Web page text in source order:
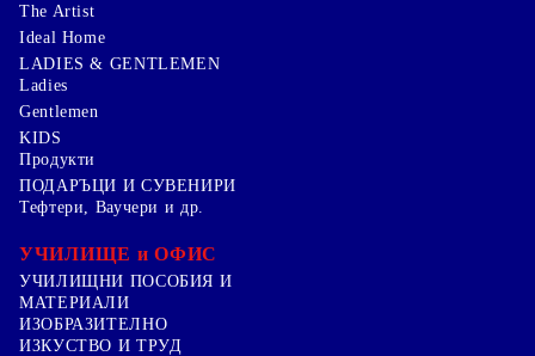
The Artist
Ideal Home
LADIES & GENTLEMEN
Ladies
Gentlemen
KIDS
Продукти
ПОДАРЪЦИ И СУВЕНИРИ
Тефтери, Ваучери и др.
УЧИЛИЩЕ и ОФИС
УЧИЛИЩНИ ПОСОБИЯ И
МАТЕРИАЛИ
ИЗОБРАЗИТЕЛНО
ИЗКУСТВО И ТРУД